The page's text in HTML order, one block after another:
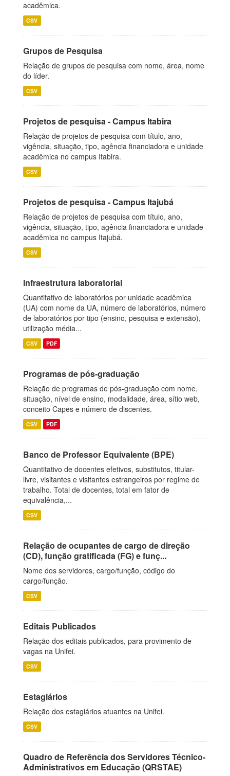
acadêmica.
CSV
Grupos de Pesquisa
Relação de grupos de pesquisa com nome, área, nome
do líder.
CSV
Projetos de pesquisa - Campus Itabira
Relação de projetos de pesquisa com título, ano,
vigência, situação, tipo, agência financiadora e unidade
acadêmica no campus Itabira.
CSV
Projetos de pesquisa - Campus Itajubá
Relação de projetos de pesquisa com título, ano,
vigência, situação, tipo, agência financiadora e unidade
acadêmica no campus Itajubá.
CSV
Infraestrutura laboratorial
Quantitativo de laboratórios por unidade acadêmica
(UA) com nome da UA, número de laboratórios, número
de laboratórios por tipo (ensino, pesquisa e extensão),
utilização média...
CSV PDF
Programas de pós-graduação
Relação de programas de pós-graduação com nome,
situação, nível de ensino, modalidade, área, sítio web,
conceito Capes e número de discentes.
CSV PDF
Banco de Professor Equivalente (BPE)
Quantitativo de docentes efetivos, substitutos, titular-
livre, visitantes e visitantes estrangeiros por regime de
trabalho. Total de docentes, total em fator de
equivalência,...
CSV
Relação de ocupantes de cargo de direção
(CD), função gratificada (FG) e funç...
Nome dos servidores, cargo/função, código do
cargo/função.
CSV
Editais Publicados
Relação dos editais publicados, para provimento de
vagas na Unifei.
CSV
Estagiários
Relação dos estagiários atuantes na Unifei.
CSV
Quadro de Referência dos Servidores Técnico-
Administrativos em Educação (QRSTAE)